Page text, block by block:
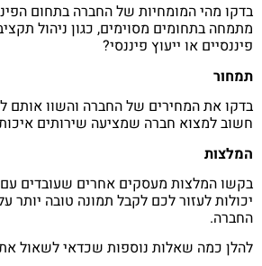
בדקו מהי המומחיות של החברה בתחום
מתמחה בתחומים מסוימים, כגון ניהול
פיננסיים או ייעוץ פיננסי?
תמחור
בדקו את המחירים של החברה והשוו אותם
חשוב למצוא חברה שמציעה שירותים
המלצות
בקשו המלצות מעסקים אחרים שעובדים
יכולות לעזור לכם לקבל תמונה טובה יותר
החברה.
להלן כמה שאלות נוספות שכדאי לשאול